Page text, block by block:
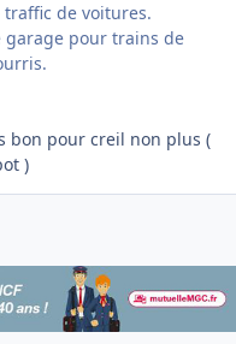
de voitures.
garage pour trains de
bon pour creil non plus (
)